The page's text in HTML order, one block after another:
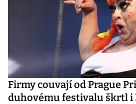
Firmy couvají od Prague
duhovému festivalu škrtl i